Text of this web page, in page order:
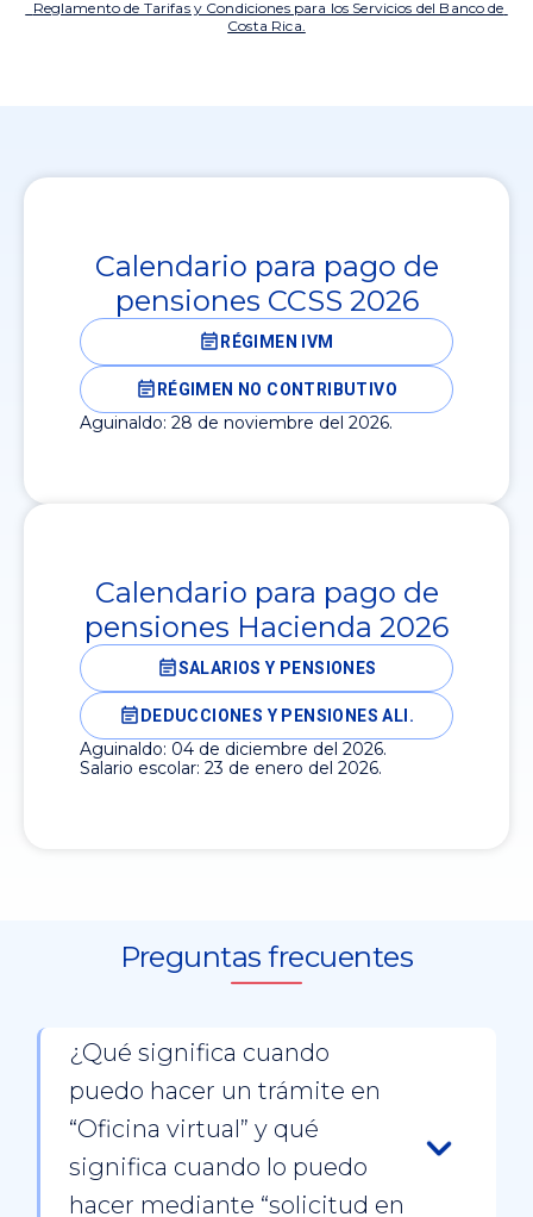
Calendario para pago de
pensiones CCSS 2026
RÉGIMEN IVM
RÉGIMEN NO CONTRIBUTIVO
Aguinaldo: 28 de noviembre del 2026.
Calendario para pago de
pensiones Hacienda 2026
SALARIOS Y PENSIONES
DEDUCCIONES Y PENSIONES ALI.
Aguinaldo: 04 de diciembre del 2026.
Salario escolar: 23 de enero del 2026.
Preguntas frecuentes
¿Qué significa cuando
puedo hacer un trámite en
“Oficina virtual” y qué
significa cuando lo puedo
hacer mediante “solicitud en